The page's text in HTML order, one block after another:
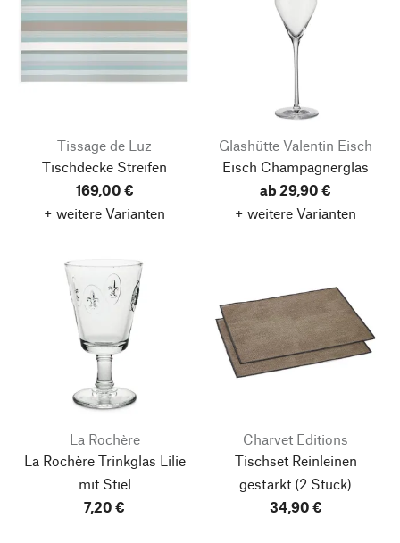
Tissage de Luz
Tischdecke Streifen
169,00 €
+ weitere Varianten
Glashütte Valentin Eisch
Eisch Champagnerglas
ab 29,90 €
+ weitere Varianten
La Rochère
La Rochère Trinkglas Lilie
mit Stiel
7,20 €
Charvet Editions
Tischset Reinleinen
gestärkt (2 Stück)
34,90 €